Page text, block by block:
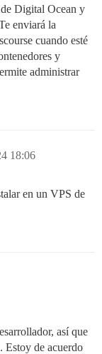
Digital Ocean y
enviará la
cuando esté
y
administrar
18:06
en un VPS de
así que
Estoy de acuerdo